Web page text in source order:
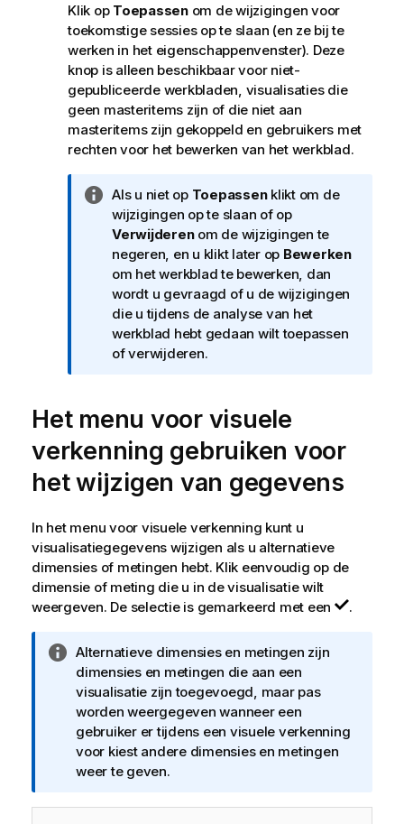
Klik op Toepassenom de wijzigingen voor
toekomstige sessies op te slaan (en ze bij te
werken in het eigenschappenvenster). Deze
knop is alleen beschikbaar voor niet-
gepubliceerde werkbladen , visualisaties die
geen masteritems zijn of die niet aan
masteritems zijn gekoppeld en gebruikers met
rechten voor het bewerken van het werkblad.
I
n
f
o
r
m
a
t
i
Als u niet op Toepassenklikt om de
wijzigingen op te slaan of op
Verwijderenom de wijzigingen te
negeren, en u klikt later op Bewerken
om het werkblad te bewerken, dan
wordt u gevraagd of u de wijzigingen
die u tijdens de analyse van het
werkblad hebt gedaan wilt toepassen
of verwijderen.
Het menu voor visuele
verkenning gebruiken voor
het wijzigen van gegevens
In het menu voor visuele verkenning kunt u
visualisatiegegevens wijzigen als u alternatieve
dimensies of metingen hebt. Klik eenvoudig op de
dimensie of meting die u in de visualisatie wilt
weergeven. De selectie is gemarkeerd met een
.
I
n
f
o
r
m
a
i
Alternatieve dimensies en metingen zijn
dimensies en metingen die aan een
visualisatie zijn toegevoegd, maar pas
worden weergegeven wanneer een
gebruiker er tijdens een visuele verkenning
voor kiest andere dimensies en metingen
weer te geven.